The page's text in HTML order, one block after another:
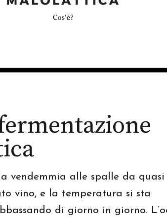
fermentazione
vendemmia alle spalle da quasi
vino, e la temperatura si sta
di giorno in giorno.